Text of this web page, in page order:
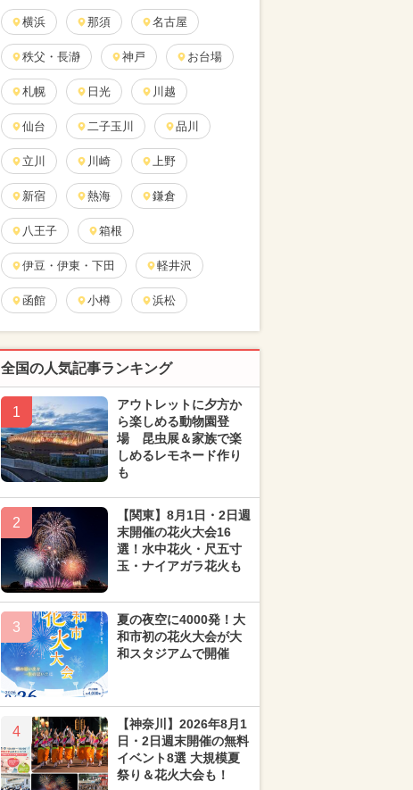
横浜 那須 名古屋
秩父・長瀞 神戸 お台場
札幌 日光 川越
仙台 二子玉川 品川
立川 川崎 上野
新宿 熱海 鎌倉
八王子 箱根
伊豆・伊東・下田 軽井沢
函館 小樽 浜松
全国の人気記事ランキング
1
アウトレットに夕方か
ら楽しめる動物園登
場 昆虫展＆家族で楽
しめるレモネード作り
も
2
【関東】8月1日・2日週
末開催の花火大会16
選！水中花火・尺五寸
玉・ナイアガラ花火も
3
夏の夜空に4000発！大
和市初の花火大会が大
和スタジアムで開催
4
【神奈川】2026年8月1
日・2日週末開催の無料
イベント8選 大規模夏
祭り＆花火大会も！